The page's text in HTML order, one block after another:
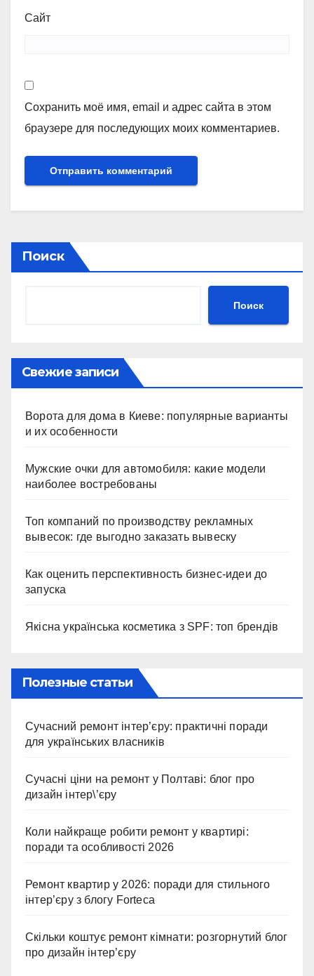
Сайт
Сохранить моё имя, email и адрес сайта в этом
браузере для последующих моих комментариев.
Поиск
Поиск
Свежие записи
Ворота для дома в Киеве: популярные варианты
и их особенности
Мужские очки для автомобиля: какие модели
наиболее востребованы
Топ компаний по производству рекламных
вывесок: где выгодно заказать вывеску
Как оценить перспективность бизнес-идеи до
запуска
Якісна українська косметика з SPF: топ брендів
Полезные статьи
Сучасний ремонт інтер’єру: практичні поради
для українських власників
Сучасні ціни на ремонт у Полтаві: блог про
дизайн інтер\’єру
Коли найкраще робити ремонт у квартирі:
поради та особливості 2026
Ремонт квартир у 2026: поради для стильного
інтер’єру з блогу Forteca
Скільки коштує ремонт кімнати: розгорнутий блог
про дизайн інтер’єру